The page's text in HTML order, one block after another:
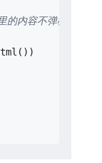
的内容不弹框,怎